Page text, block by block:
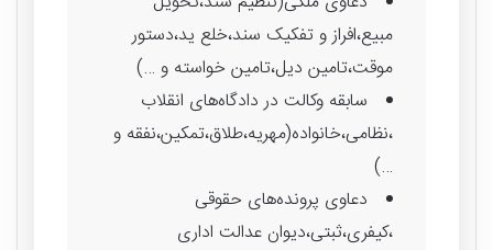
مبیع،افراز و تفکیک سند،خلع ید،دستور
موقت،تامین دیل،تامین خواسته و …)
سابقه وکالت در دادگاه‌های انقلاب
،نظامی،خانواده(مهریه،طلاق،تمکین،نفقه و
…)
دعاوی پرونده‌های حقوقی
،کیفری،ثبتی،دیوان عدالت اداری